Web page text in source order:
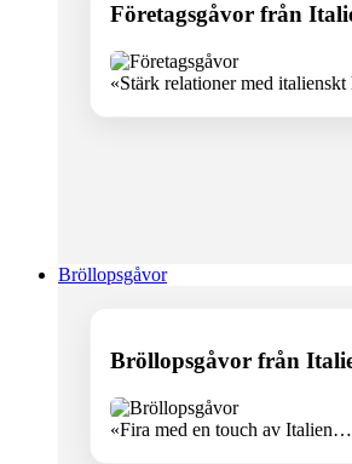
Företagsgåvor från
«Stärk relationer med
Bröllopsgåvor
Bröllopsgåvor från
«Fira med en touch av